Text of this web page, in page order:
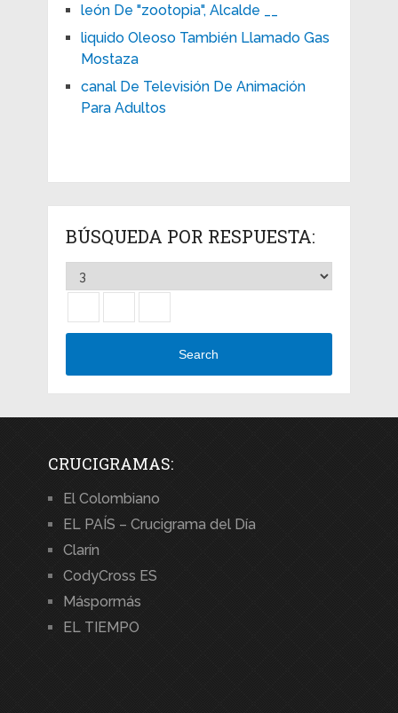
león De "zootopia", Alcalde __
liquido Oleoso También Llamado Gas
Mostaza
canal De Televisión De Animación
Para Adultos
BÚSQUEDA POR RESPUESTA:
Search
CRUCIGRAMAS:
El Colombiano
EL PAÍS – Crucigrama del Día
Clarín
CodyCross ES
Máspormás
EL TIEMPO